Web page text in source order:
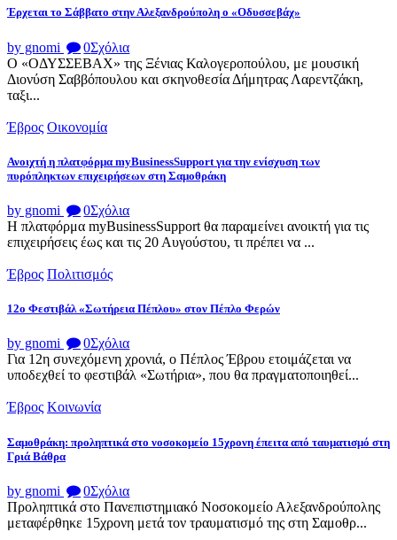
Έρχεται το Σάββατο στην Αλεξανδρούπολη ο «Οδυσσεβάχ»
by gnomi 0Σχόλια
Ο «ΟΔΥΣΣΕΒΑΧ» της Ξένιας Καλογεροπούλου, με μουσική
Διονύση Σαββόπουλου και σκηνοθεσία Δήμητρας Λαρεντζάκη,
ταξι...
Έβρος Οικονομία
Ανοιχτή η πλατφόρμα myBusinessSupport για την ενίσχυση των
πυρόπληκτων επιχειρήσεων στη Σαμοθράκη
by gnomi 0Σχόλια
Η πλατφόρμα myBusinessSupport θα παραμείνει ανοικτή για τις
επιχειρήσεις έως και τις 20 Αυγούστου, τι πρέπει να ...
Έβρος Πολιτισμός
12ο Φεστιβάλ «Σωτήρεια Πέπλου» στον Πέπλο Φερών
by gnomi 0Σχόλια
Για 12η συνεχόμενη χρονιά, ο Πέπλος Έβρου ετοιμάζεται να
υποδεχθεί το φεστιβάλ «Σωτήρια», που θα πραγματοποιηθεί...
Έβρος Κοινωνία
Σαμοθράκη: προληπτικά στο νοσοκομείο 15χρονη έπειτα από ταυματισμό στη
Γριά Βάθρα
by gnomi 0Σχόλια
Προληπτικά στο Πανεπιστημιακό Νοσοκομείο Αλεξανδρούπολης
μεταφέρθηκε 15χρονη μετά τον τραυματισμό της στη Σαμοθρ...